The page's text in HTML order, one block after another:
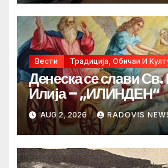
Вести Традиција, Обичаи И
Денеска се слави
Илија – „ИЛИНДЕН“
AUG 2, 2026 RADOVIS